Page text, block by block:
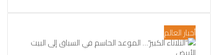
أخبار العالم